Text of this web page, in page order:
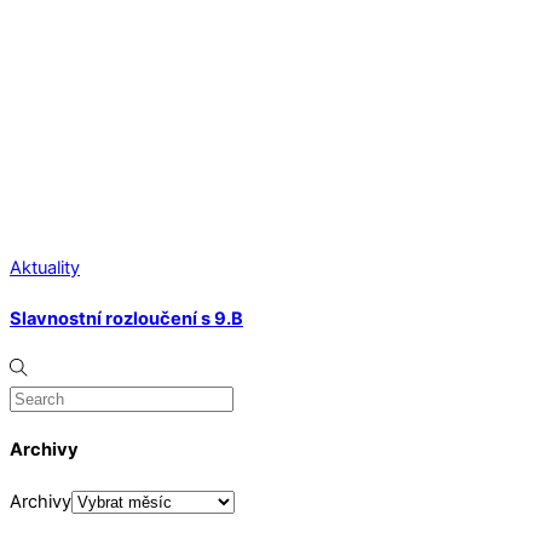
Aktuality
Slavnostní rozloučení s 9.B
Archivy
Archivy